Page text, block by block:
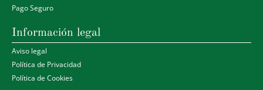
Pago Seguro
Información legal
Aviso legal
Política de Privacidad
Política de Cookies